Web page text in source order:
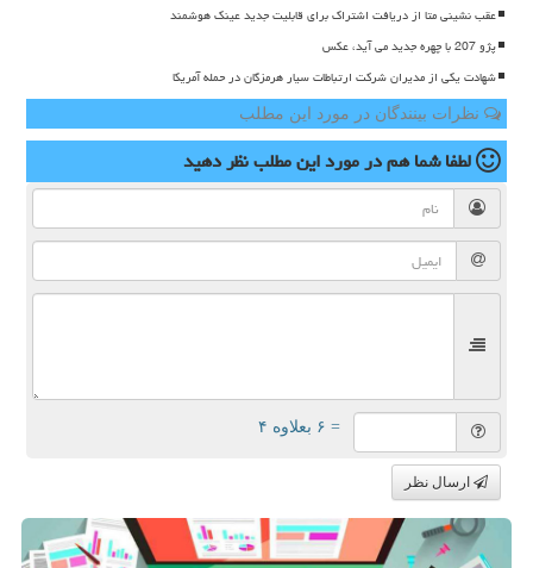
عقب نشینی متا از دریافت اشتراک برای قابلیت جدید عینک هوشمند
پژو 207 با چهره جدید می آید، عکس
شهادت یکی از مدیران شرکت ارتباطات سیار هرمزگان در حمله آمریکا
نظرات بینندگان در مورد این مطلب
لطفا شما همدر مورد این مطلبنظر دهید
= ۶ بعلاوه ۴
ارسال نظر